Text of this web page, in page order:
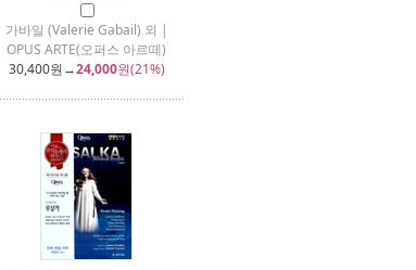
가바일 (Valerie Gabail) 외 |
OPUS ARTE(오퍼스 아르떼)
30,400원→24,000원(21%)